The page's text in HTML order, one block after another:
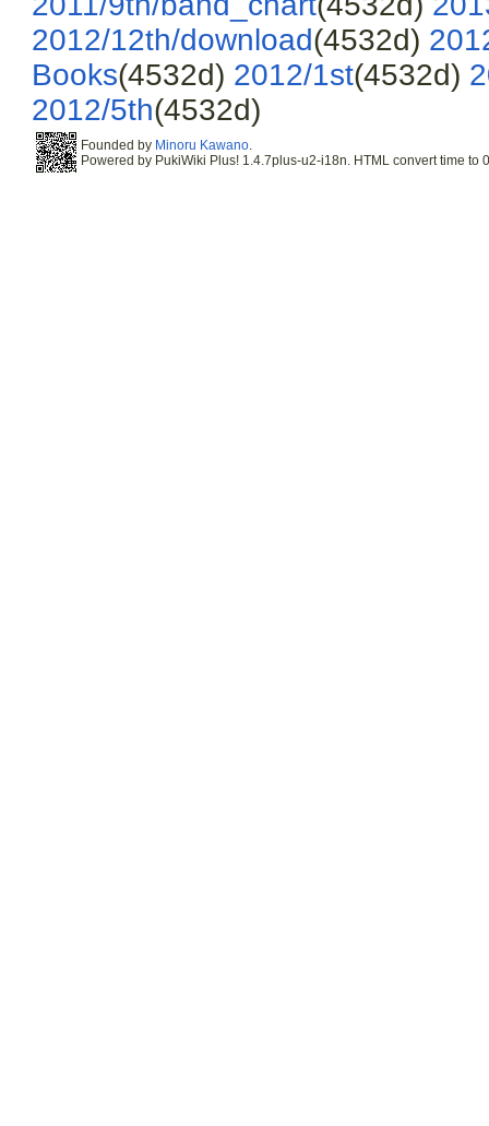
2012/12th/download(4532d)
Books(4532d) 2012/1st(4532d)
2012/5th(4532d)
Founded by Minoru Kawano.
Powered by PukiWiki Plus! 1.4.7plus-u2-i18n. HTML convert time to